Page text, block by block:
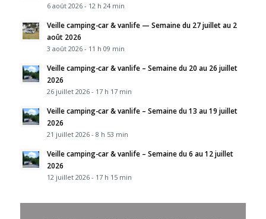
6 août 2026 - 12 h 24 min
Veille camping-car & vanlife — Semaine du 27 juillet au 2
août 2026
3 août 2026 - 11 h 09 min
Veille camping-car & vanlife – Semaine du 20 au 26 juillet
2026
26 juillet 2026 - 17 h 17 min
Veille camping-car & vanlife – Semaine du 13 au 19 juillet
2026
21 juillet 2026 - 8 h 53 min
Veille camping-car & vanlife – Semaine du 6 au 12 juillet
2026
12 juillet 2026 - 17 h 15 min